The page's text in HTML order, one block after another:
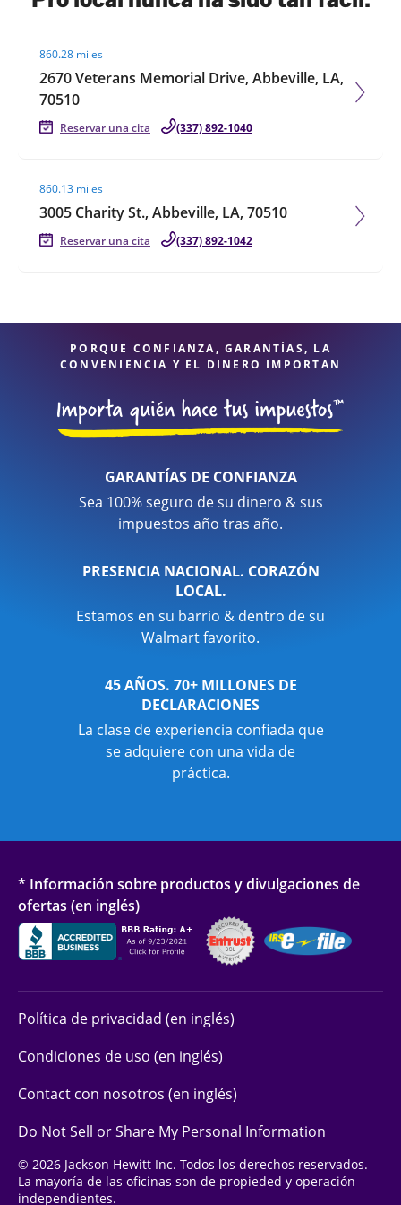
860.28 miles
2670 Veterans Memorial Drive, Abbeville, LA,
70510
Reservar una cita (337) 892-1040
860.13 miles
3005 Charity St., Abbeville, LA, 70510
Reservar una cita (337) 892-1042
PORQUE CONFIANZA, GARANTÍAS, LA
CONVENIENCIA Y EL DINERO IMPORTAN
GARANTÍAS DE CONFIANZA
Sea 100% seguro de su dinero & sus
impuestos año tras año.
PRESENCIA NACIONAL. CORAZÓN
LOCAL.
Estamos en su barrio & dentro de su
Walmart favorito.
45 AÑOS. 70+ MILLONES DE
DECLARACIONES
La clase de experiencia confiada que
se adquiere con una vida de
práctica.
* Información sobre productos y divulgaciones de
ofertas (en inglés)
Política de privacidad (en inglés)
Condiciones de uso (en inglés)
Contact con nosotros (en inglés)
Do Not Sell or Share My Personal Information
© 2026 Jackson Hewitt Inc. Todos los derechos reservados.
La mayoría de las oficinas son de propieded y operación
independientes.